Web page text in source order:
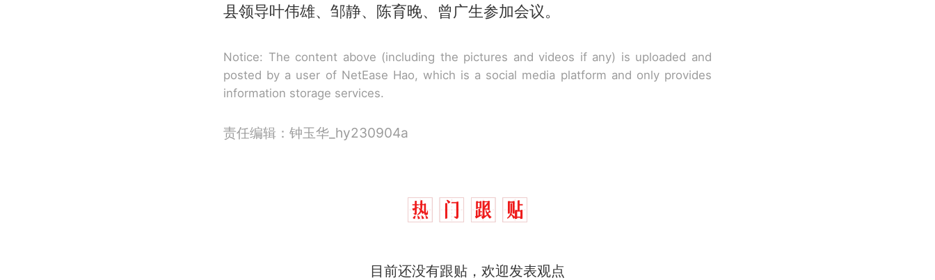
县领导叶伟雄、邹静、陈育晚、曾广生参加会议。
Notice: The content above (including the pictures and videos if any) is uploaded and
posted by a user of NetEase Hao, which is a social media platform and only provides
information storage services.
责任编辑：钟玉华_hy230904a
目前还没有跟贴，欢迎发表观点
十多万人报名的考试，成绩全部作废，公平么？